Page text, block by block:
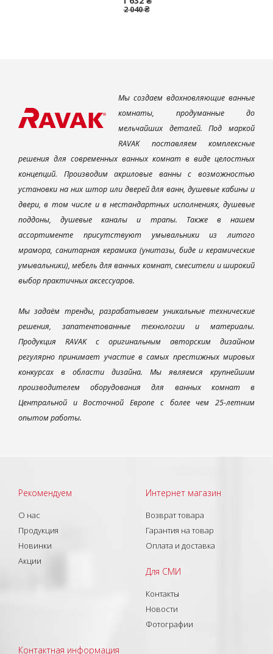
2 040 ₴
Мы создаем вдохновляющие ванные
комнаты, продуманные до
мельчайших деталей. Под маркой
RAVAK поставляем комплексные
решения для современных ванных комнат в виде целостных
концепций. Производим акриловые ванны с возможностью
установки на них штор или дверей для ванн, душевые кабины и
двери, в том числе и в нестандартных исполнениях, душевые
поддоны, душевые каналы и трапы. Также в нашем
ассортименте присутствуют умывальники из литого
мрамора, санитарная керамика (унитазы, биде и керамические
умывальники), мебель для ванных комнат, смесители и широкий
выбор практичных аксессуаров.
Мы задаём тренды, разрабатываем уникальные технические
решения, запатентованные технологии и материалы.
Продукция RAVAK с оригинальным авторским дизайном
регулярно принимает участие в самых престижных мировых
конкурсах в области дизайна. Мы являемся крупнейшим
производителем оборудования для ванных комнат в
Центральной и Восточной Европе с более чем 25-летним
опытом работы.
Рекомендуем
О нас
Продукция
Новинки
Акции
Интернет магазин
Возврат товара
Гарантия на товар
Оплата и доставка
Для СМИ
Контакты
Новости
Фотографии
Контактная информация